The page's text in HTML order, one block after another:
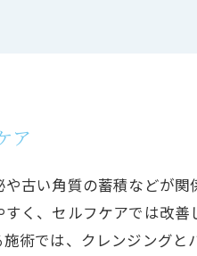
ア
古い角質の蓄積などが関
く、セルフケアでは改善
術では、クレンジングと